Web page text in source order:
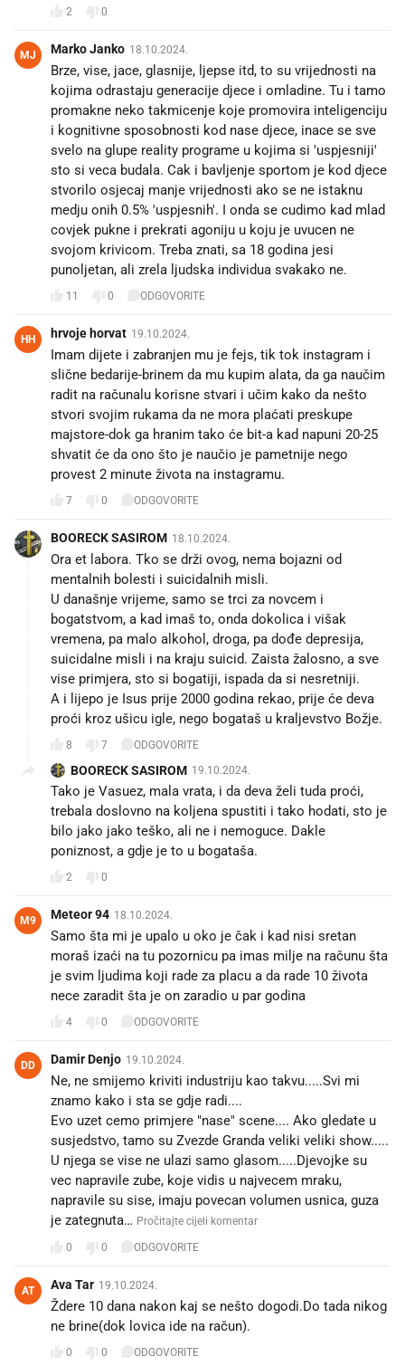
2 0
MJ Marko Janko 18.10.2024.
Brze, vise, jace, glasnije, ljepse itd, to su vrijednosti na
kojima odrastaju generacije djece i omladine. Tu i tamo
promakne neko takmicenje koje promovira inteligenciju
i kognitivne sposobnosti kod nase djece, inace se sve
svelo na glupe reality programe u kojima si 'uspjesniji'
sto si veca budala. Cak i bavljenje sportom je kod djece
stvorilo osjecaj manje vrijednosti ako se ne istaknu
medju onih 0.5% 'uspjesnih'. I onda se cudimo kad mlad
covjek pukne i prekrati agoniju u koju je uvucen ne
svojom krivicom. Treba znati, sa 18 godina jesi
punoljetan, ali zrela ljudska individua svakako ne.
11 0 ODGOVORITE
HH hrvoje horvat 19.10.2024.
Imam dijete i zabranjen mu je fejs, tik tok instagram i
slične bedarije-brinem da mu kupim alata, da ga naučim
radit na računalu korisne stvari i učim kako da nešto
stvori svojim rukama da ne mora plaćati preskupe
majstore-dok ga hranim tako će bit-a kad napuni 20-25
shvatit će da ono što je naučio je pametnije nego
provest 2 minute života na instagramu.
7 0 ODGOVORITE
BOORECK SASIROM 18.10.2024.
Ora et labora. Tko se drži ovog, nema bojazni od
mentalnih bolesti i suicidalnih misli.
U današnje vrijeme, samo se trci za novcem i
bogatstvom, a kad imaš to, onda dokolica i višak
vremena, pa malo alkohol, droga, pa dođe depresija,
suicidalne misli i na kraju suicid. Zaista žalosno, a sve
vise primjera, sto si bogatiji, ispada da si nesretniji.
A i lijepo je Isus prije 2000 godina rekao, prije će deva
proći kroz ušicu igle, nego bogataš u kraljevstvo Božje.
8 7 ODGOVORITE
BOORECK SASIROM 19.10.2024.
Tako je Vasuez, mala vrata, i da deva želi tuda proći,
trebala doslovno na koljena spustiti i tako hodati, sto je
bilo jako jako teško, ali ne i nemoguce. Dakle
poniznost, a gdje je to u bogataša.
2 0
M9 Meteor 94 18.10.2024.
Samo šta mi je upalo u oko je čak i kad nisi sretan
moraš izaći na tu pozornicu pa imas milje na računu šta
je svim ljudima koji rade za placu a da rade 10 života
nece zaradit šta je on zaradio u par godina
4 0 ODGOVORITE
DD Damir Denjo 19.10.2024.
Ne, ne smijemo kriviti industriju kao takvu.....Svi mi
znamo kako i sta se gdje radi....
Evo uzet cemo primjere "nase" scene.... Ako gledate u
susjedstvo, tamo su Zvezde Granda veliki veliki show.....
U njega se vise ne ulazi samo glasom.....Djevojke su
vec napravile zube, koje vidis u najvecem mraku,
napravile su sise, imaju povecan volumen usnica, guza
je zategnuta… Pročitajte cijeli komentar
0 0 ODGOVORITE
AT Ava Tar 19.10.2024.
Ždere 10 dana nakon kaj se nešto dogodi.Do tada nikog
ne brine(dok lovica ide na račun).
0 0 ODGOVORITE